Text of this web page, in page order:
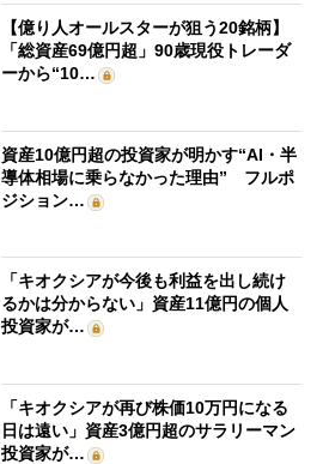
【億り人オールスターが狙う20銘柄】
「総資産69億円超」90歳現役トレーダ
ーから“10…
資産10億円超の投資家が明かす“AI・半
導体相場に乗らなかった理由” フルポ
ジション…
「キオクシアが今後も利益を出し続け
るかは分からない」資産11億円の個人
投資家が…
「キオクシアが再び株価10万円になる
日は遠い」資産3億円超のサラリーマン
投資家が…